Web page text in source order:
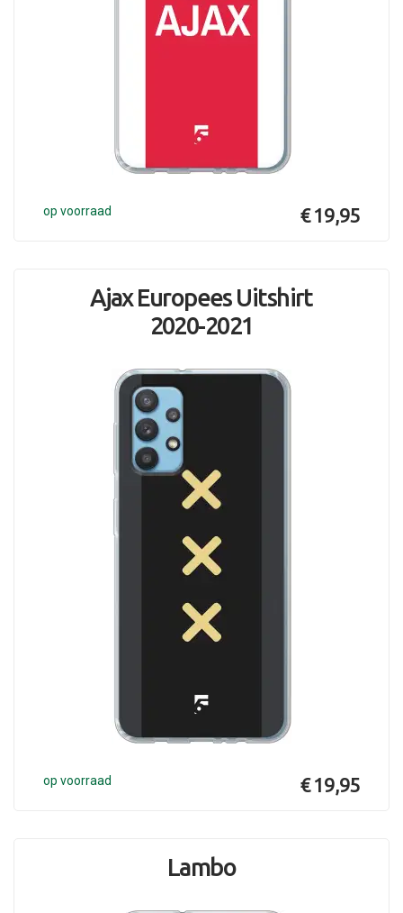
op voorraad € 19,95
Ajax Europees Uitshirt
2020-2021
op voorraad € 19,95
Lambo